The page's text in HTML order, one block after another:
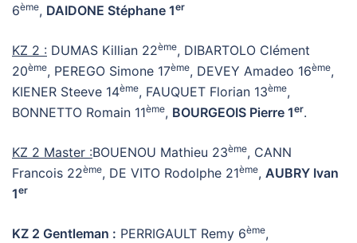
6ème, DAIDONE Stéphane 1er
KZ 2 : DUMAS Killian 22ème, DIBARTOLO Clément
20ème, PEREGO Simone 17ème, DEVEY Amadeo 16ème,
KIENER Steeve 14ème, FAUQUET Florian 13ème,
BONNETTO Romain 11ème, BOURGEOIS Pierre 1er.
KZ 2 Master :BOUENOU Mathieu 23ème, CANN
Francois 22ème, DE VITO Rodolphe 21ème, AUBRY Ivan
1er
KZ 2 Gentleman : PERRIGAULT Remy 6ème,